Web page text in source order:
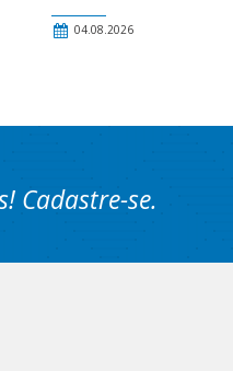
04.08.2026
Cadastre-se.